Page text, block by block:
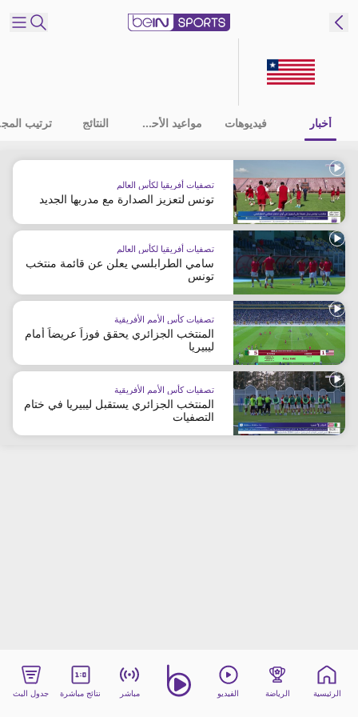
اللغة EN ع
إدارة
التنبيهات
انضم
إلى
قائمة
النشرة
الإخبارية
اتصل بنا
beIN CONNECT
beIN MEDIA GROUP
ترددات beIN SPORTS
الأسئلة الأكثر شيوعاً
دليل التلفاز
أخبار فيديوهات مواعيد الأحداث النتائج
تصفيات أفريقيا لكأس العالم
تونس لتعزيز الصدارة مع مدربها الجديد
تصفيات أفريقيا لكأس العالم
سامي الطرابلسي يعلن عن قائمة منتخب
تونس
تصفيات كأس الأمم الأفريقية
المنتخب الجزائري يحقق فوزاً عريضاً أمام
ليبيريا
تصفيات كأس الأمم الأفريقية
المنتخب الجزائري يستقبل ليبيريا في ختام
التصفيات
الرئيسية الرياضة الفيديو مباشر نتائج مباشرة جدول البث